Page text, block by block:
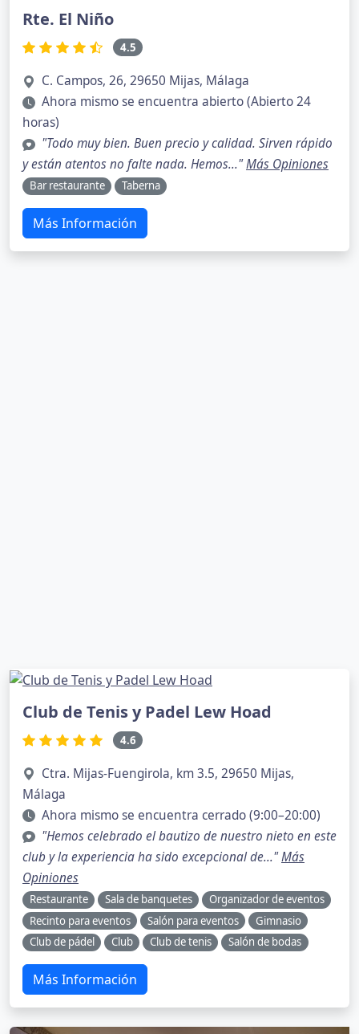
Rte. El Niño
4.5
C. Campos, 26, 29650 Mijas, Málaga
Ahora mismo se encuentra abierto (Abierto 24
horas)
"Todo muy bien. Buen precio y calidad. Sirven rápido
y están atentos no falte nada. Hemos..."Más Opiniones
Bar restaurante Taberna
Más Información
Club de Tenis y Padel Lew Hoad
4.6
Ctra. Mijas-Fuengirola, km 3.5, 29650 Mijas,
Málaga
Ahora mismo se encuentra cerrado (9:00–20:00)
"Hemos celebrado el bautizo de nuestro nieto en este
club y la experiencia ha sido excepcional de..."Más
Opiniones
Restaurante Sala de banquetes
Organizador de eventos
Recinto para eventos
Salón para eventos
Gimnasio
Club de pádel
Club Club de tenis Salón de bodas
Más Información